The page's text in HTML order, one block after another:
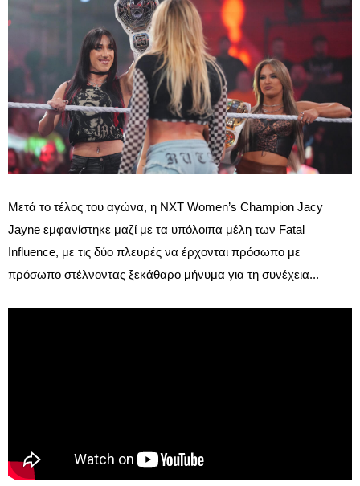
Μετά το τέλος του αγώνα, η NXT Women’s Champion Jacy
Jayne εμφανίστηκε μαζί με τα υπόλοιπα μέλη των Fatal
Influence, με τις δύο πλευρές να έρχονται πρόσωπο με
πρόσωπο στέλνοντας ξεκάθαρο μήνυμα για τη συνέχεια...